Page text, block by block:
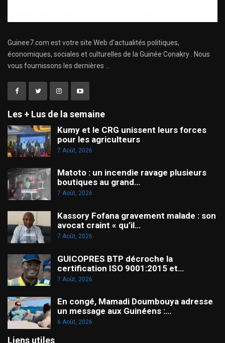
Guinee7.com est votre site Web d'actualités politiques,
économiques, sociales et culturelles de la Guinée Conakry . Nous
vous fournissons les dernières ...
Les + Lus de la semaine
Kumy et le CRG unissent leurs forces
pour les agriculteurs
7 Août, 2026
Matoto : un incendie ravage plusieurs
boutiques au grand…
7 Août, 2026
Kassory Fofana gravement malade : son
avocat craint « qu’il…
7 Août, 2026
GUICOPRES BTP décroche la
certification ISO 9001:2015 et…
7 Août, 2026
En congé, Mamadi Doumbouya adresse
un message aux Guinéens :…
6 Août, 2026
Liens utiles